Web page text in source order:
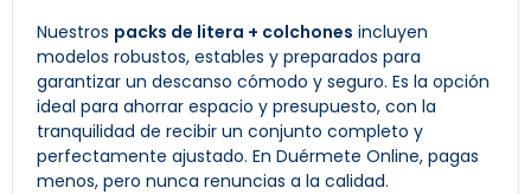
Nuestros packs de litera + colchones incluyen
modelos robustos, estables y preparados para
garantizar un descanso cómodo y seguro. Es la opción
ideal para ahorrar espacio y presupuesto, con la
tranquilidad de recibir un conjunto completo y
perfectamente ajustado. En Duérmete Online, pagas
menos, pero nunca renuncias a la calidad.